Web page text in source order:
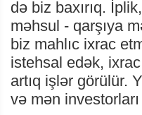
də biz baxırıq.
məhsul - qarşıya
biz mahlıc ixrac
istehsal edək,
artıq işlər görülür.
və mən